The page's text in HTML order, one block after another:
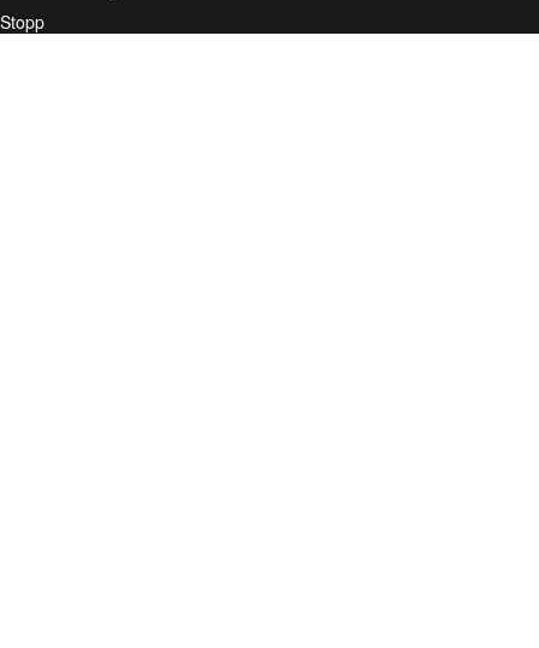
Stopp